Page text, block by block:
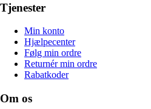
Tjenester
Min konto
Hjælpecenter
Følg min ordre
Returnér min ordre
Rabatkoder
Om os